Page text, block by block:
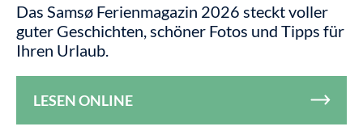
Das Samsø Ferienmagazin 2026 steckt voller
guter Geschichten, schöner Fotos und Tipps für
Ihren Urlaub.
LESEN ONLINE